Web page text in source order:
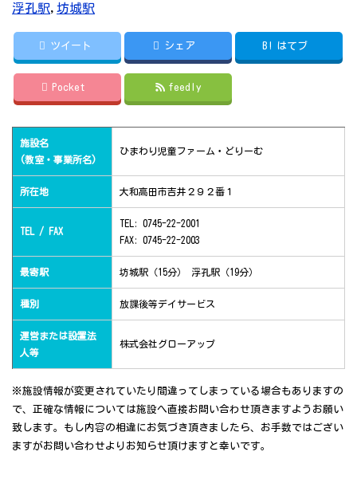
浮孔駅, 坊城駅
ツイート シェア B! はてブ
Pocket feedly
施設名
(教室・事業所名)
ひまわり児童ファーム・どりーむ
所在地 大和高田市吉井２９２番１
TEL / FAX
TEL: 0745-22-2001
FAX: 0745-22-2003
最寄駅 坊城駅（15分） 浮孔駅（19分）
種別 放課後等デイサービス
運営または設置法
人等
株式会社グローアップ
※施設情報が変更されていたり間違ってしまっている場合もありますの
で、正確な情報については施設へ直接お問い合わせ頂きますようお願い
致します。もし内容の相違にお気づき頂きましたら、お手数ではござい
ますがお問い合わせよりお知らせ頂けますと幸いです。